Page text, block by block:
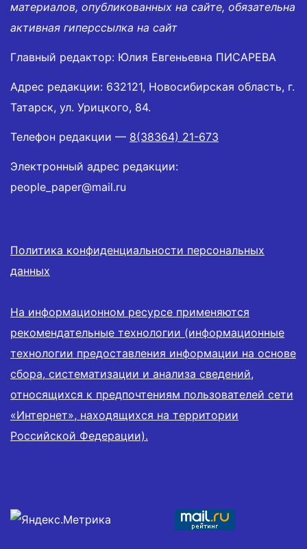
материалов, опубликованных на сайте, обязательна
активная гиперссылка на сайт
Главный редактор: Юлия Евгеньевна ПИСАРЕВА
Адрес редакции: 632121, Новосибирская область, г.
Татарск, ул. Урицкого, 84.
Телефон редакции — 8(38364) 21-673
Электронный адрес редакции:
people_paper@mail.ru
Политика конфиденциальности персональных
данных
На информационном ресурсе применяются
рекомендательные технологии (информационные
технологии предоставления информации на основе
сбора, систематизации и анализа сведений,
относящихся к предпочтениям пользователей сети
«Интернет», находящихся на территории
Российской Федерации).